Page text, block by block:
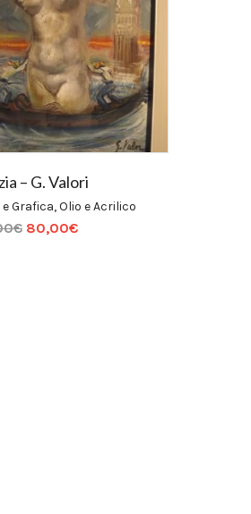
– G. Valori
Grafica,Olio e Acrilico
€ 80,00€